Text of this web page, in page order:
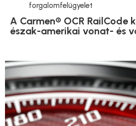
forgalomfelügyelet
A Carmen® OCR RailCode
észak-amerikai vonat- és